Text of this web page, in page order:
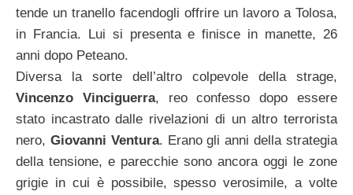
tende un tranello facendogli offrire un lavoro a Tolosa,
in Francia. Lui si presenta e finisce in manette, 26
anni dopo Peteano.
Diversa la sorte dell’altro colpevole della strage,
Vincenzo Vinciguerra, reo confesso dopo essere
stato incastrato dalle rivelazioni di un altro terrorista
nero, Giovanni Ventura. Erano gli anni della strategia
della tensione, e parecchie sono ancora oggi le zone
grigie in cui è possibile, spesso verosimile, a volte